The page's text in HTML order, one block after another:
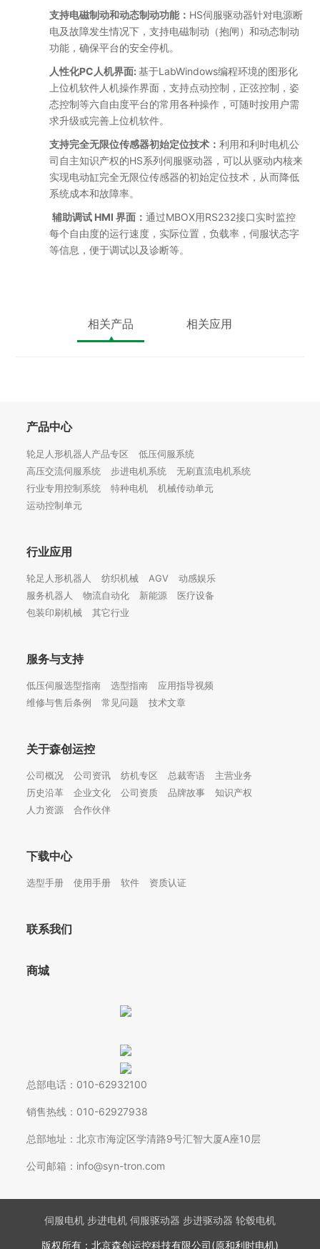
支持电磁制动和动态制动功能： HS伺服驱动器针对电源断
电及故障发生情况下，支持电磁制动（抱闸）和动态制动
功能，确保平台的安全停机。
人性化PC人机界面:基于LabWindows编程环境的图形化
上位机软件人机操作界面，支持点动控制，正弦控制，姿
态控制等六自由度平台的常用各种操作，可随时按用户需
求升级或完善上位机软件。
支持完全无限位传感器初始定位技术：利用和利时电机公
司自主知识产权的HS系列伺服驱动器，可以从驱动内核来
实现电动缸完全无限位传感器的初始定位技术，从而降低
系统成本和故障率。
辅助调试 HMI 界面：通过MBOX用RS232接口实时监控
每个自由度的运行速度，实际位置，负载率，伺服状态字
等信息，便于调试以及诊断等。
相关产品 相关应用
产品中心
轮足人形机器人产品专区
低压伺服系统
高压交流伺服系统
步进电机系统
无刷直流电机系统
行业专用控制系统
特种电机
机械传动单元
运动控制单元
行业应用
轮足人形机器人 纺织机械 AGV
动感娱乐
服务机器人
物流自动化 新能源
医疗设备
包装印刷机械
其它行业
服务与支持
低压伺服选型指南 选型指南
应用指导视频
维修与售后条例
常见问题 技术文章
关于森创运控
公司概况 公司资讯 纺机专区 总裁寄语
主营业务
历史沿革
企业文化 公司资质 品牌故事
知识产权
人力资源
合作伙伴
下载中心
选型手册 使用手册 软件 资质认证
联系我们
商城
总部电话：010-62932100
销售热线：010-62927938
总部地址：北京市海淀区学清路9号汇智大厦A座10层
公司邮箱：info@syn-tron.com
伺服电机 步进电机 伺服驱动器 步进驱动器 轮毂电机
版权所有：北京森创运控科技有限公司(原和利时电机)